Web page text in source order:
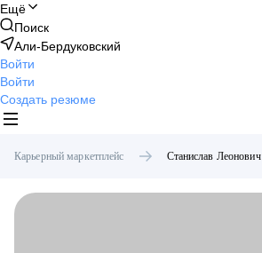
Ещё
Поиск
Али-Бердуковский
Войти
Войти
Создать резюме
Карьерный маркетплейс Станислав Леонович